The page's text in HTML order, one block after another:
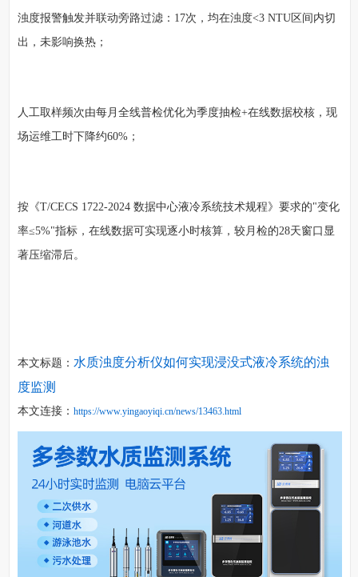
浊度报警触发并联动旁路过滤：17次，均在浊度<3 NTU区间内切
出，未影响换热；
人工取样频次由每月全线普检优化为季度抽检+在线数据校核，现
场运维工时下降约60%；
按《T/CECS 1722-2024 数据中心液冷系统技术规程》要求的"变化
率≤5%"指标，在线数据可实现逐小时核算，较月检的28天窗口显
著压缩滞后。
本文标题： 水质浊度分析仪如何实现浸没式液冷系统的浊
度监测
本文连接：https://www.yingaoyiqi.cn/news/13463.html